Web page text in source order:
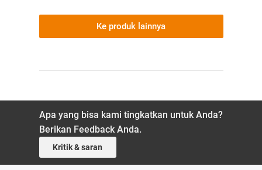
Ke produk lainnya
Apa yang bisa kami tingkatkan untuk Anda?
Berikan Feedback Anda.
Kritik & saran